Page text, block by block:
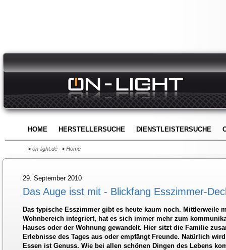
HOME HERSTELLERSUCHE DIENSTLEISTERSUCHE
> on-light.de > Home
29. September 2010
Das Auge isst mit - Blickfang Esszimmer-
Das typische Esszimmer gibt es heute kaum noch. Mittlerweile
Wohnbereich integriert, hat es sich immer mehr zum
Hauses oder der Wohnung gewandelt. Hier sitzt die Familie
Erlebnisse des Tages aus oder empfängt Freunde. Natürlich
Essen ist Genuss. Wie bei allen schönen Dingen des Lebens